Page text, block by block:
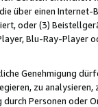
über einen
oder (3)
Blu-Ray-Player
Genehmigung
zu
Personen